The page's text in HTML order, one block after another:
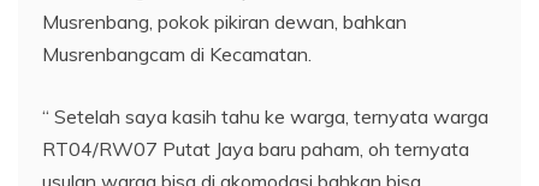
Musrenbang, pokok pikiran dewan, bahkan
Musrenbangcam di Kecamatan.
“ Setelah saya kasih tahu ke warga, ternyata warga
RT04/RW07 Putat Jaya baru paham, oh ternyata
usulan warga bisa di akomodasi bahkan bisa